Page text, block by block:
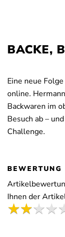
BACKE,
Eine neue
online.
Backwaren im
Besuch ab –
Challenge.
BEWERTUNG
Ihnen der